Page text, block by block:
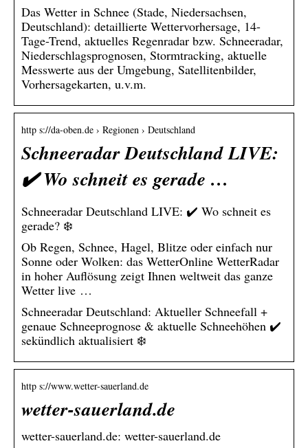
Das Wetter in Schnee (Stade, Niedersachsen,
Deutschland): detaillierte Wettervorhersage, 14-
Tage-Trend, aktuelles Regenradar bzw. Schneeradar,
Niederschlagsprognosen, Stormtracking, aktuelle
Messwerte aus der Umgebung, Satellitenbilder,
Vorhersagekarten, u.v.m.
http s://da-oben.de › Regionen › Deutschland
Schneeradar Deutschland LIVE:
✔️ Wo schneit es gerade …
Schneeradar Deutschland LIVE: ✔️ Wo schneit es
gerade? ❄️
Ob Regen, Schnee, Hagel, Blitze oder einfach nur
Sonne oder Wolken: das WetterOnline WetterRadar
in hoher Auflösung zeigt Ihnen weltweit das ganze
Wetter live …
Schneeradar Deutschland: Aktueller Schneefall +
genaue Schneeprognose & aktuelle Schneehöhen ✔️
sekündlich aktualisiert ❄️
http s://www.wetter-sauerland.de
wetter-sauerland.de
wetter-sauerland.de: wetter-sauerland.de